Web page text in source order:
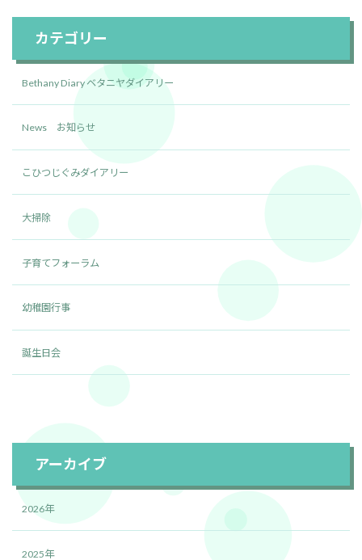
カテゴリー
Bethany Diary ベタニヤダイアリー
News お知らせ
こひつじぐみダイアリー
大掃除
子育てフォーラム
幼稚園行事
誕生日会
アーカイブ
2026年
2025年